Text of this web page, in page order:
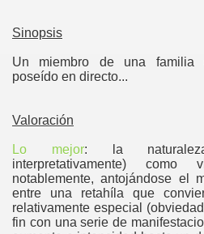
Sinopsis
Un miembro de una familia
poseído en directo...
Valoración
Lo mejor: la
interpretativamente) como
notablemente, antojándose el
entre una retahíla que
relativamente especial
fin con una serie de